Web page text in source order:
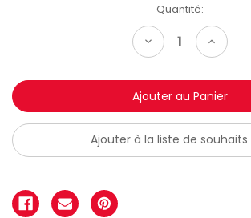
Quantité:
Diminuer
la
quantité:
la
quantité:
Ajouter à la liste de souhaits